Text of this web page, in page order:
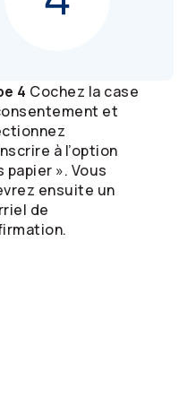
4 Cochez la case
et
à l’option
papier ». Vous
ensuite un
de